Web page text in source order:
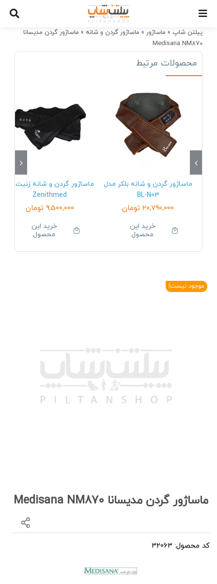
contentپیلتن شاپ » ماساژور » ماساژور گردن و شانه » ماساژور گردن مدیسانا
Medisana NM870
محصولات مرتبط
ماساژور گردن و شانه بلکر مدل
BL-N03
20,790,000 تومان
خرید این
محصول
ماساژور گردن و شانه زنیت مد
Zenithmed
9,500,000 تومان
خرید این
محصول
موجود نیست!
ماساژور گردن مدیسانا Medisana NM870
کد محصول: 32063